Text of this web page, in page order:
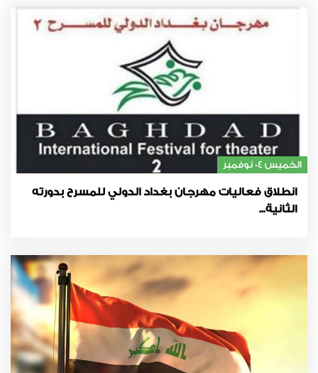
الخميس 04 نوفمبر
انطلاق فعاليات مهرجان بغداد الدولي للمسرح بدورته
الثانية...